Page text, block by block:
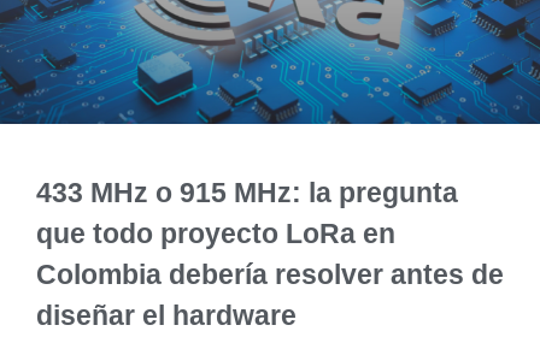
433 MHz o 915 MHz: la pregunta
que todo proyecto LoRa en
Colombia debería resolver antes de
diseñar el hardware